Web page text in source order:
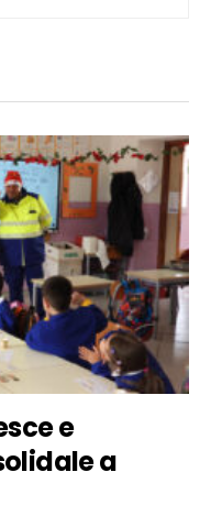
e
a